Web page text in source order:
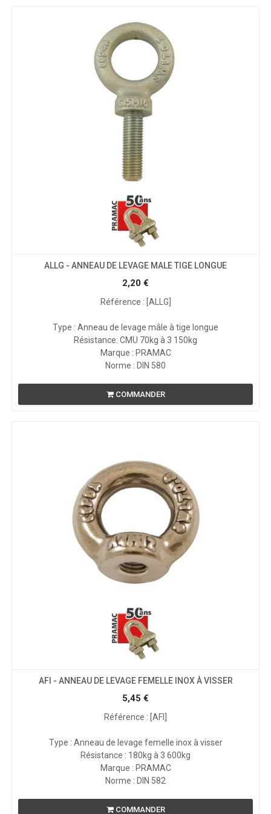
ALLG - ANNEAU DE LEVAGE MALE TIGE LONGUE
2,20 €
Référence : [ALLG]
Type : Anneau de levage mâle à tige longue
Résistance: CMU 70kg à 3 150kg
Marque : PRAMAC
Norme : DIN 580
COMMANDER
AFI - ANNEAU DE LEVAGE FEMELLE INOX À VISSER
5,45 €
Référence : [AFI]
Type : Anneau de levage femelle inox à visser
Résistance : 180kg à 3 600kg
Marque : PRAMAC
Norme : DIN 582
COMMANDER